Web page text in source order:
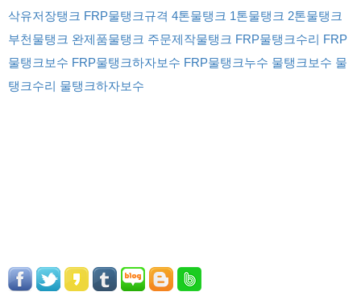
삭유저장탱크 FRP물탱크규격 4톤물탱크 1톤물탱크 2톤물탱크
부천물탱크 완제품물탱크 주문제작물탱크 FRP물탱크수리 FRP
물탱크보수 FRP물탱크하자보수 FRP물탱크누수 물탱크보수 물
탱크수리 물탱크하자보수